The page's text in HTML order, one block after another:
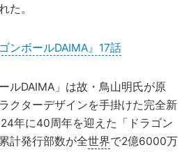
た。
ンボールDAIMA』17話
ルDAIMA」は故・鳥山明氏が原
クターデザインを手掛けた完全新
年に40周年を迎えた「ドラゴン
計発行部数が全世界で2億6000万